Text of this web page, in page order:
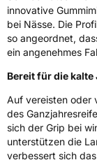
3PMSF /
EisgripNein
EPREL ID450833
Allgemeine
Herstellerkontakt
innovative
bei Nässe. Die
so angeordnet,
ein angenehmes
Bereit für die
Auf vereisten oder
des
sich der Grip bei
unterstützen die
verbessert sich